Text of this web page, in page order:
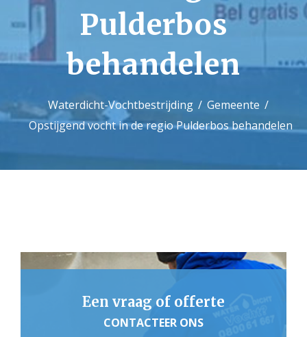
Pulderbos
behandelen
Waterdicht-Vochtbestrijding
Gemeente
Opstijgend vocht in de regio Pulderbos behandelen
Een vraag of offerte
CONTACTEER ONS